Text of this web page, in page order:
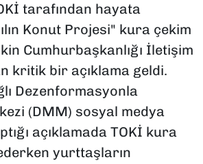
tarafından hayata
Konut Projesi" kura çekim
Cumhurbaşkanlığı İletişim
kritik bir açıklama geldi.
Dezenformasyonla
(DMM) sosyal medya
açıklamada TOKİ kura
yurttaşların